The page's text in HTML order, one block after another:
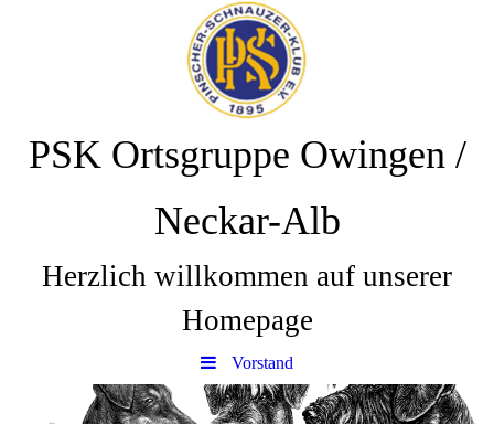
PSK Ortsgruppe Owingen /
Neckar-Alb
Herzlich willkommen auf unserer
Homepage
Vorstand